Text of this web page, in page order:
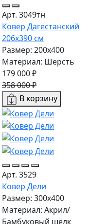
Арт. 3049тн
Ковер Дагестанский
206x390 см
Размер: 200х400
Материал: Шерсть
179 000 ₽
358 000 ₽
В корзину
Арт. 3529
Ковер Дели
Размер: 300х400
Материал: Акрил/
Бамбуковый шёлк